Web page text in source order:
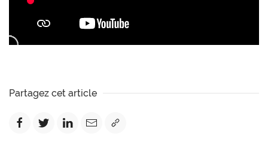
Partagez cet article